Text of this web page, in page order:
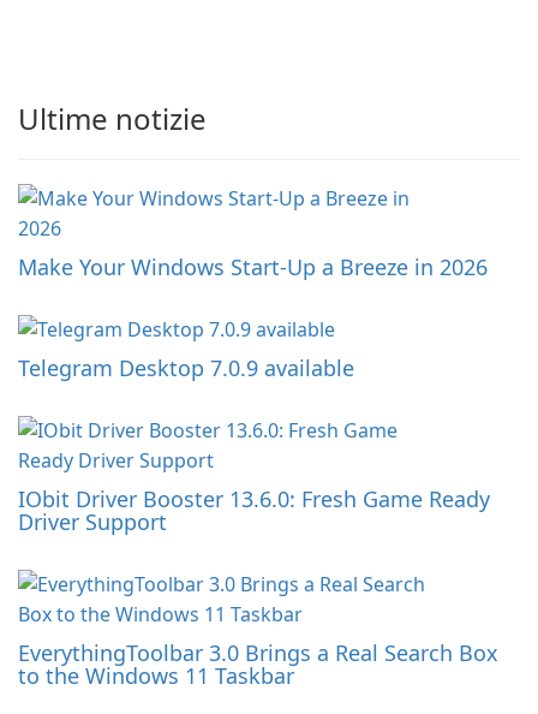
Ultime notizie
Make Your Windows Start-Up a Breeze in 2026
Telegram Desktop 7.0.9 available
IObit Driver Booster 13.6.0: Fresh Game Ready
Driver Support
EverythingToolbar 3.0 Brings a Real Search Box
to the Windows 11 Taskbar